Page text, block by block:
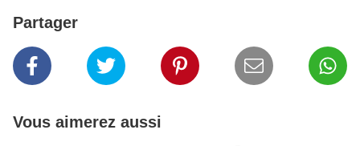
Partager
Vous aimerez aussi